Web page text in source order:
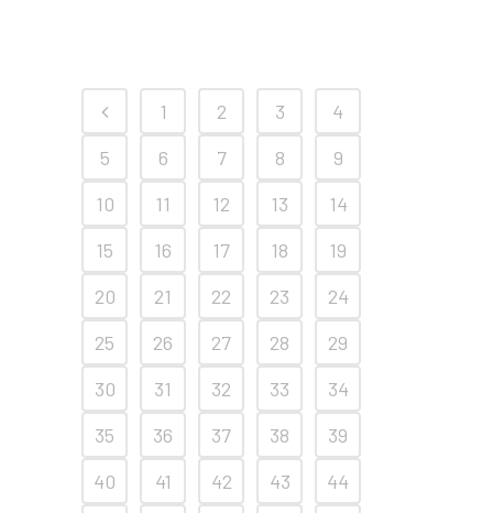
1 2 3
4
5
6 7 8
9
10
11 12 13
14
15
16 17 18
19
20
21 22 23
24
25
26 27 28
29
30
31 32 33
34
35
36 37 38
39
40
41 42 43
44